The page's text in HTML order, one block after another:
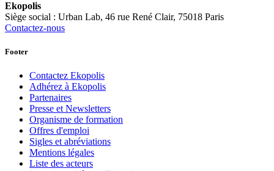
Ekopolis
Siège social : Urban Lab, 46 rue René Clair, 75018 Paris
Contactez-nous
Footer
Contactez Ekopolis
Adhérez à Ekopolis
Partenaires
Presse et Newsletters
Organisme de formation
Offres d'emploi
Sigles et abréviations
Mentions légales
Liste des acteurs